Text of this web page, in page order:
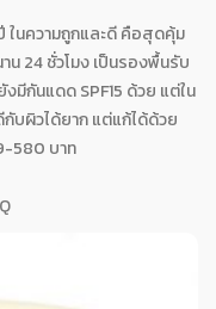
ในความถูกและดี คือสุดคุ้ม
น 24 ชั่วโมง เป็นรองพื้นรับ
มีกันแดด SPF15 ด้วย แต่ใน
บผิวได้ยาก แต่แก้ได้ด้วย
580 บาท